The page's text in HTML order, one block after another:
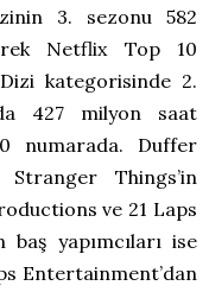
3. sezonu 582
Netflix Top 10
kategorisinde 2.
427 milyon saat
numarada. Duffer
Things’in
ve 21 Laps
yapımcıları ise
Entertainment’dan